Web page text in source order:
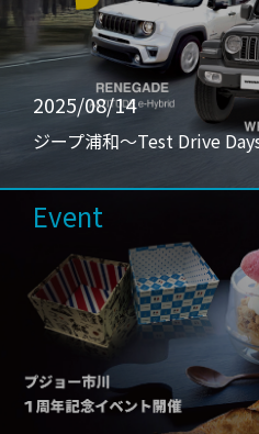
2025/08/14
ジープ浦和〜Test Drive
Event